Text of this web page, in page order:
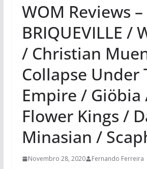
WOM Reviews –
BRIQUEVILLE /
/ Christian
Collapse Under
Empire / Giöbia
Flower Kings /
Minasian /
Novembro 28, 2020 Fernando Ferreira